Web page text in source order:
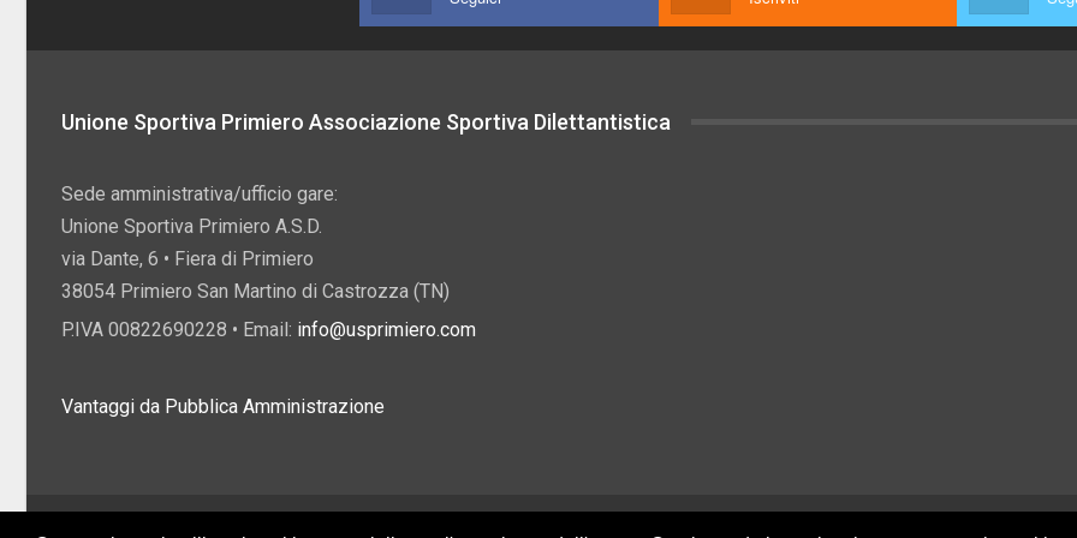
Unione Sportiva Primiero Associazione Sportiva Dilettantistica
Sede amministrativa/ufficio gare:
Unione Sportiva Primiero A.S.D.
via Dante, 6 • Fiera di Primiero
38054 Primiero San Martino di Castrozza (TN)
P.IVA 00822690228 • Email: info@usprimiero.com
Vantaggi da Pubblica Amministrazione